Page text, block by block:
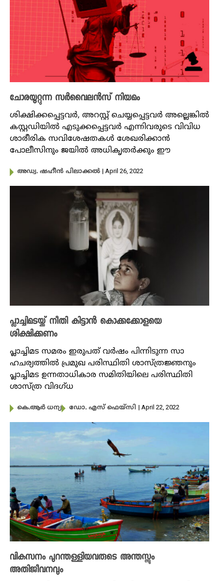
ചോരയൂറ്റുന്ന സർവൈലൻസ് നിയമം
ശിക്ഷിക്കപ്പെട്ടവർ, അറസ്റ്റ് ചെയ്യപ്പെട്ടവർ അല്ലെങ്കിൽ
കസ്റ്റഡിയിൽ എടുക്കപ്പെട്ടവർ എന്നിവരുടെ വിവിധ
ശാരീരിക സവിശേഷതകൾ ശേഖരിക്കാൻ
പോലീസിനും ജയിൽ അധികൃതർക്കും ഈ
അഡ്വ. ഷഹീൻ പിലാക്കൽ | April 26, 2022
പ്ലാച്ചിമടയ്ക്ക് നീതി കിട്ടാൻ കൊക്കക്കോളയെ
ശിക്ഷിക്കണം
പ്ലാച്ചിമട സമരം ഇരുപത് വർഷം പിന്നിടുന്ന സാ​
ഹചര്യത്തിൽ പ്രമുഖ പരിസ്ഥിതി ശാസ്ത്രജ്ഞനും
പ്ലാച്ചിമട ഉന്നതാധികാര സമിതിയിലെ പരിസ്ഥിതി
ശാസ്ത്ര വിദ​ഗ്ധ
കെ.ആർ ധന്യ ഡോ. എസ് ഫെയ്സി | April 22, 2022
വികസനം പുറന്തള്ളിയവരുടെ അന്തസ്സും
അതിജീവനവും